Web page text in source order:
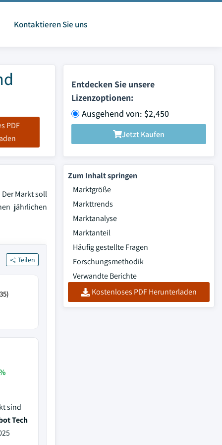
Kontaktieren Sie uns
PDF
Entdecken Sie unsere
Lizenzoptionen:
Ausgehend von: $2,450
Jetzt Kaufen
Markt soll
jährlichen
Teilen
sind
Tech
Zum Inhalt springen
Marktgröße
Markttrends
Marktanalyse
Marktanteil
Häufig gestellte Fragen
Forschungsmethodik
Verwandte Berichte
Kostenloses PDF Herunterladen